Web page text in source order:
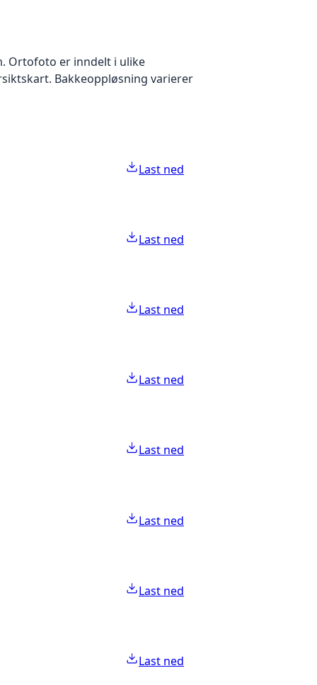
Ortofoto er inndelt i ulike
Bakkeoppløsning varierer
Last ned
Last ned
Last ned
Last ned
Last ned
Last ned
Last ned
Last ned